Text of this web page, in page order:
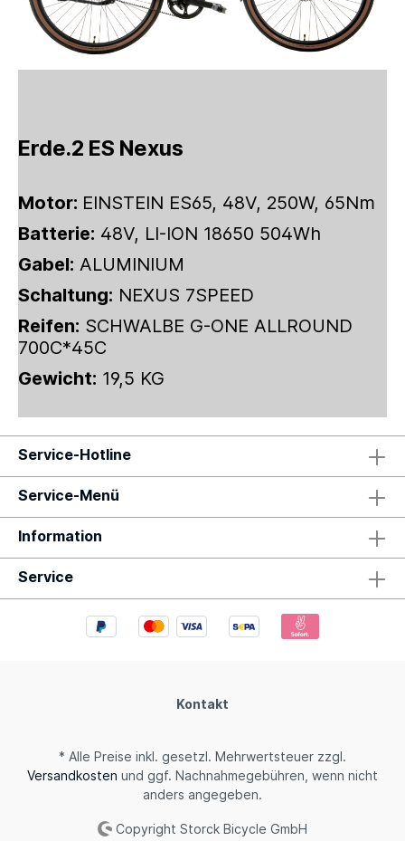
Erde.2 ES Nexus
Motor: EINSTEIN ES65, 48V, 250W, 65Nm
Batterie: 48V, LI-ION 18650 504Wh
Gabel: ALUMINIUM
Schaltung: NEXUS 7SPEED
Reifen: SCHWALBE G-ONE ALLROUND
700C*45C
Gewicht: 19,5 KG
Service-Hotline
Service-Menü
Information
Service
Kontakt
* Alle Preise inkl. gesetzl. Mehrwertsteuer zzgl.
Versandkosten und ggf. Nachnahmegebühren, wenn nicht
anders angegeben.
Copyright Storck Bicycle GmbH